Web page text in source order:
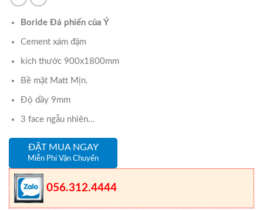
Boride Đá phiến của Ý
Cement xám đậm
kích thước 900x1800mm
Bề mặt Matt Mịn.
Độ dầy 9mm
3 face ngẫu nhiên…
ĐẶT MUA NGAY
Miễn Phí Vận Chuyển
056.312.4444